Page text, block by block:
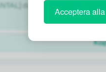
Acceptera alla
dagar i [MÅNAD].